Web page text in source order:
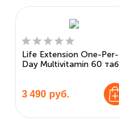
Life Extension One-Per-
Day Multivitamin 60 таб
3 490 руб.